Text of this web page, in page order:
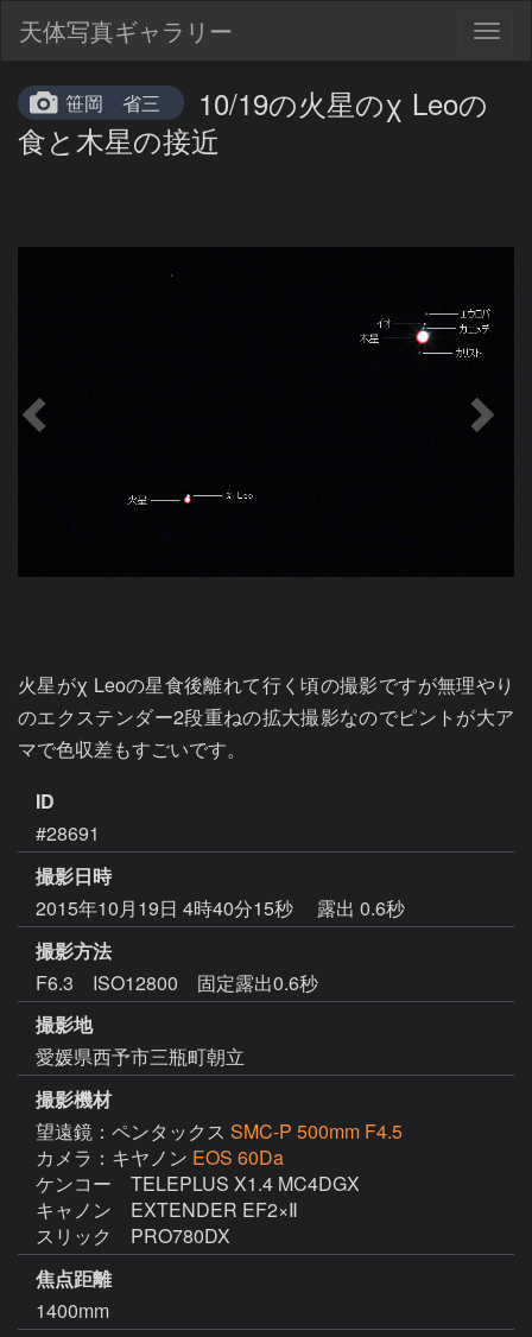
天体写真ギャラリー
笹岡 省三
10/19の火星のχ Leoの
食と木星の接近
火星がχ Leoの星食後離れて行く頃の撮影ですが無理やり
のエクステンダー2段重ねの拡大撮影なのでピントが大ア
マで色収差もすごいです。
ID
#28691
撮影日時
2015年10月19日 4時40分15秒
露出 0.6秒
撮影方法
F6.3 ISO12800 固定露出0.6秒
撮影地
愛媛県西予市三瓶町朝立
撮影機材
望遠鏡：ペンタックス SMC-P 500mm F4.5
カメラ：キヤノン EOS 60Da
ケンコー　TELEPLUS X1.4 MC4DGX
キャノン　EXTENDER EF2×Ⅱ
スリック　PRO780DX
焦点距離
1400mm